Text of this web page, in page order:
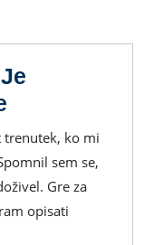
Ob
Rojstvu
Je
Prijetno
sem se,
Gre za
opisati